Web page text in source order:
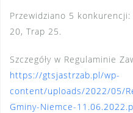
Przewidziano 5
20, Trap 25.
Szczegóły w Regulaminie
https://gtsjastrzab.pl/wp-
content/uploads/2022/05/
Gminy-Niemce-